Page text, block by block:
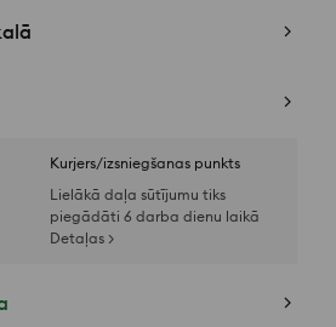
Kurjers/izsniegšanas punkts
Lielākā daļa sūtījumu tiks
piegādāti 6 darba dienu laikā
Detaļas >